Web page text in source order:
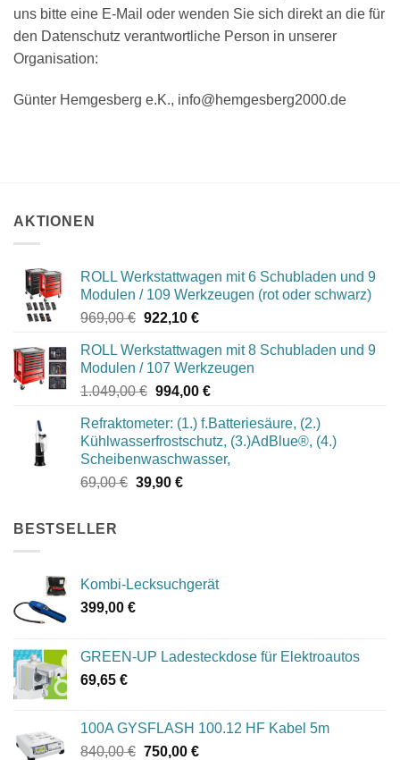
uns bitte eine E-Mail oder wenden Sie sich direkt an die für
den Datenschutz verantwortliche Person in unserer
Organisation:
Günter Hemgesberg e.K., info@hemgesberg2000.de
AKTIONEN
ROLL Werkstattwagen mit 6 Schubladen und 9
Modulen / 109 Werkzeugen (rot oder schwarz)
969,00€ Ursprünglicher
war:
969,00 €
922,10 €Aktueller
ist:
922,10 €.
ROLL Werkstattwagen mit 8 Schubladen und 9
Modulen / 107 Werkzeugen
1.049,00€ Ursprünglicher
war:
1.049,00 €
994,00 €Aktueller
ist:
994,00 €.
Refraktometer: (1.) f.Batteriesäure, (2.)
Kühlwasserfrostschutz, (3.)AdBlue®, (4.)
Scheibenwaschwasser,
69,00€ Ursprünglicher
39,90 €Aktueller
BESTSELLER
Kombi-Lecksuchgerät
399,00 €
GREEN-UP Ladesteckdose für Elektroautos
69,65 €
100A GYSFLASH 100.12 HF Kabel 5m
840,00€ Ursprünglicher
750,00 €Aktueller